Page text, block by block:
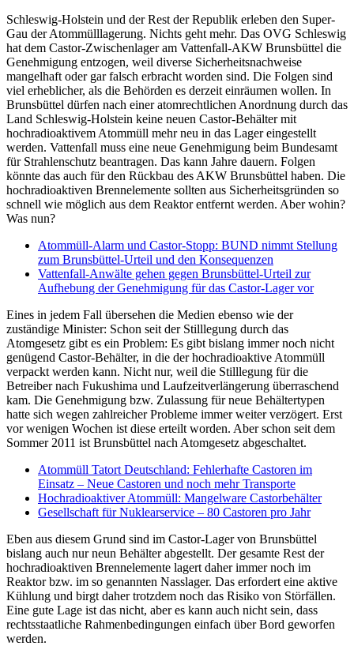
Schleswig-Holstein und der Rest der Republik erleben den Super-
Gau der Atommülllagerung. Nichts geht mehr. Das OVG Schleswig
hat dem Castor-Zwischenlager am Vattenfall-AKW Brunsbüttel die
Genehmigung entzogen, weil diverse Sicherheitsnachweise
mangelhaft oder gar falsch erbracht worden sind. Die Folgen sind
viel erheblicher, als die Behörden es derzeit einräumen wollen. In
Brunsbüttel dürfen nach einer atomrechtlichen Anordnung durch das
Land Schleswig-Holstein keine neuen Castor-Behälter mit
hochradioaktivem Atommüll mehr neu in das Lager eingestellt
werden. Vattenfall muss eine neue Genehmigung beim Bundesamt
für Strahlenschutz beantragen. Das kann Jahre dauern. Folgen
könnte das auch für den Rückbau des AKW Brunsbüttel haben. Die
hochradioaktiven Brennelemente sollten aus Sicherheitsgründen so
schnell wie möglich aus dem Reaktor entfernt werden. Aber wohin?
Was nun?
Atommüll-Alarm und Castor-Stopp: BUND nimmt Stellung
zum Brunsbüttel-Urteil und den Konsequenzen
Vattenfall-Anwälte gehen gegen Brunsbüttel-Urteil zur
Aufhebung der Genehmigung für das Castor-Lager vor
Eines in jedem Fall übersehen die Medien ebenso wie der
zuständige Minister: Schon seit der Stilllegung durch das
Atomgesetz gibt es ein Problem: Es gibt bislang immer noch nicht
genügend Castor-Behälter, in die der hochradioaktive Atommüll
verpackt werden kann. Nicht nur, weil die Stilllegung für die
Betreiber nach Fukushima und Laufzeitverlängerung überraschend
kam. Die Genehmigung bzw. Zulassung für neue Behältertypen
hatte sich wegen zahlreicher Probleme immer weiter verzögert. Erst
vor wenigen Wochen ist diese erteilt worden. Aber schon seit dem
Sommer 2011 ist Brunsbüttel nach Atomgesetz abgeschaltet.
Atommüll Tatort Deutschland: Fehlerhafte Castoren im
Einsatz – Neue Castoren und noch mehr Transporte
Hochradioaktiver Atommüll: Mangelware Castorbehälter
Gesellschaft für Nuklearservice – 80 Castoren pro Jahr
Eben aus diesem Grund sind im Castor-Lager von Brunsbüttel
bislang auch nur neun Behälter abgestellt. Der gesamte Rest der
hochradioaktiven Brennelemente lagert daher immer noch im
Reaktor bzw. im so genannten Nasslager. Das erfordert eine aktive
Kühlung und birgt daher trotzdem noch das Risiko von Störfällen.
Eine gute Lage ist das nicht, aber es kann auch nicht sein, dass
rechtsstaatliche Rahmenbedingungen einfach über Bord geworfen
werden.